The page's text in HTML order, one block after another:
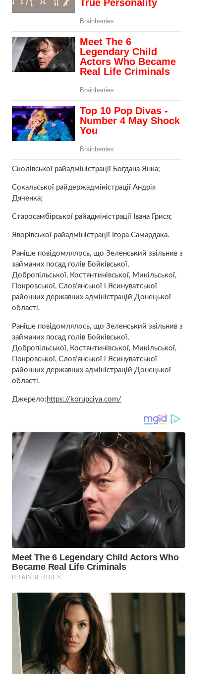
Сколівської райадміністрації Богдана Янка;
Сокальської райдержадміністрації Андрія
Дяченка;
Старосамбірської райадміністрації Івана Грися;
Яворівської райадміністрації Ігора Самардака.
Раніше повідомлялось, що Зеленський звільнив з
займаних посад голів Бойківської,
Добропільської, Костянтинівської, Микільської,
Покровської, Слов’янської і Ясинуватської
районних державних адміністрацій Донецької
області.
Раніше повідомлялось, що Зеленський звільнив з
займаних посад голів Бойківської,
Добропільської, Костянтинівської, Микільської,
Покровської, Слов’янської і Ясинуватської
районних державних адміністрацій Донецької
області.
Джерело: https://korupciya.com/